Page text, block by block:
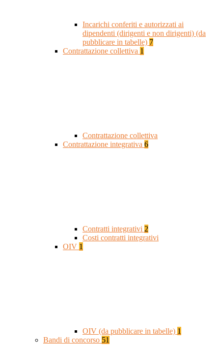
Incarichi conferiti e autorizzati ai
dipendenti (dirigenti e non dirigenti) (da
pubblicare in tabelle) 7
Contrattazione collettiva 1
Contrattazione collettiva
Contrattazione integrativa 6
Contratti integrativi 2
Costi contratti integrativi
OIV 1
OIV (da pubblicare in tabelle) 1
Bandi di concorso 51